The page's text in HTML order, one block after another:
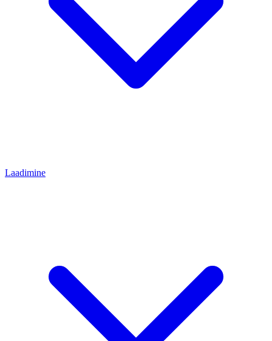
Laadimine